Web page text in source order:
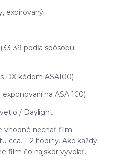
expirovaný
39 podľa spôsobu
DX kódom ASA100)
na ASA 100)
/ Daylight
vhodné nechať film
cca. 1-2 hodiny. Ako každý
film čo najskôr vyvolať.